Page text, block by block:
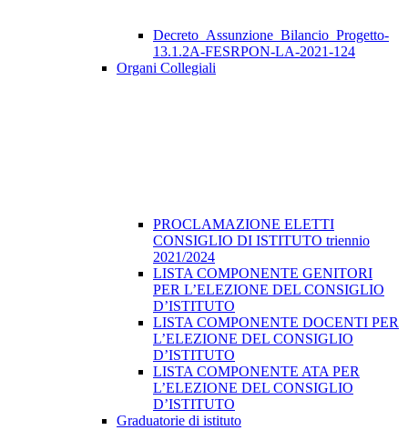
Decreto_Assunzione_Bilancio_Progetto-
13.1.2A-FESRPON-LA-2021-124
Organi Collegiali
PROCLAMAZIONE ELETTI
CONSIGLIO DI ISTITUTO triennio
2021/2024
LISTA COMPONENTE GENITORI
PER L’ELEZIONE DEL CONSIGLIO
D’ISTITUTO
LISTA COMPONENTE DOCENTI PER
L’ELEZIONE DEL CONSIGLIO
D’ISTITUTO
LISTA COMPONENTE ATA PER
L’ELEZIONE DEL CONSIGLIO
D’ISTITUTO
Graduatorie di istituto